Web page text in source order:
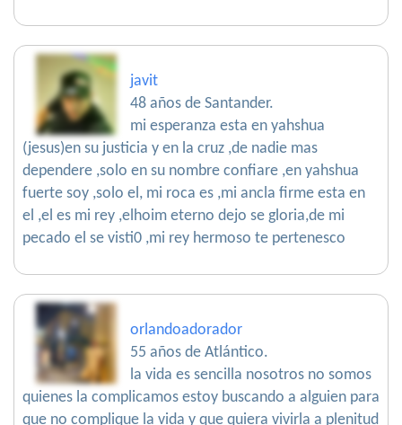
javit
48 años de Santander.
mi esperanza esta en yahshua
(jesus)en su justicia y en la cruz ,de nadie mas
dependere ,solo en su nombre confiare ,en yahshua
fuerte soy ,solo el, mi roca es ,mi ancla firme esta en
el ,el es mi rey ,elhoim eterno dejo se gloria,de mi
pecado el se visti0 ,mi rey hermoso te pertenesco
orlandoadorador
55 años de Atlántico.
la vida es sencilla nosotros no somos
quienes la complicamos estoy buscando a alguien para
que no complique la vida y que quiera vivirla a plenitud